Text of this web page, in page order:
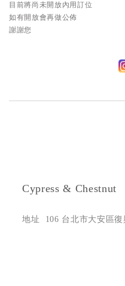
目前將尚未開放內用訂位
如有開放會再做公佈
謝謝您
Cypress & Chestnut
地址 106 台北市大安區復